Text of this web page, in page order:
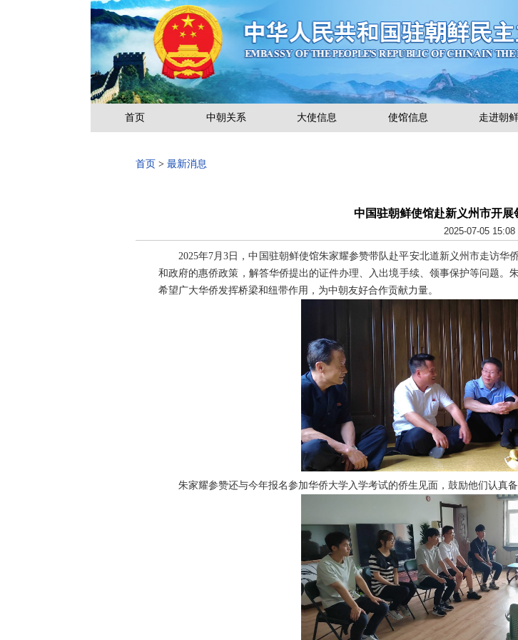
首页 中朝关系 大使信息 使馆信息 走进朝鲜
首页 > 最新消息
中国驻朝鲜使馆赴新义州市开展
2025-07-05 15:08
2025年7月3日，中国驻朝鲜使馆朱家耀参赞带队赴平安北道新义州市走访
和政府的惠侨政策，解答华侨提出的证件办理、入出境手续、领事保护等问题。
希望广大华侨发挥桥梁和纽带作用，为中朝友好合作贡献力量。
朱家耀参赞还与今年报名参加华侨大学入学考试的侨生见面，鼓励他们认真备